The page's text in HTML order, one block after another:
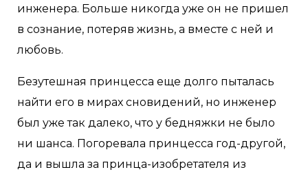
инженера. Больше никогда уже он не пришел
в сознание, потеряв жизнь, а вместе с ней и
любовь.
Безутешная принцесса еще долго пыталась
найти его в мирах сновидений, но инженер
был уже так далеко, что у бедняжки не было
ни шанса. Погоревала принцесса год-другой,
да и вышла за принца-изобретателя из